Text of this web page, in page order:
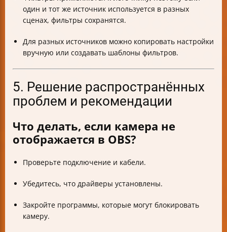
один и тот же источник используется в разных
сценах, фильтры сохранятся.
Для разных источников можно копировать настройки
вручную или создавать шаблоны фильтров.
5. Решение распространённых
проблем и рекомендации
Что делать, если камера не
отображается в OBS?
Проверьте подключение и кабели.
Убедитесь, что драйверы установлены.
Закройте программы, которые могут блокировать
камеру.